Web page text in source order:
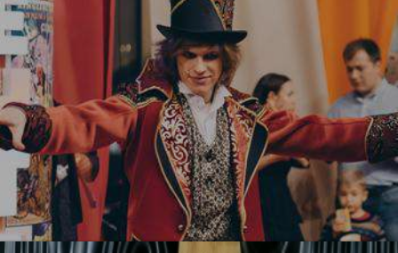
УЗНАТЬ БОЛЬШЕ
Цирк! Цирк! Цирк!